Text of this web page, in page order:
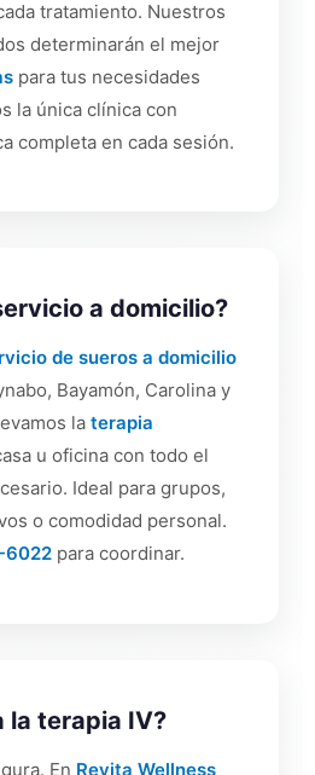
tratamiento. Nuestros
determinarán el mejor
para tus necesidades
la única clínica con
completa en cada sesión.
a domicilio?
de sueros a domicilio
Bayamón, Carolina y
la terapia
u oficina con todo el
Ideal para grupos,
o comodidad personal.
6022 para coordinar.
la terapia IV?
En Revita Wellness